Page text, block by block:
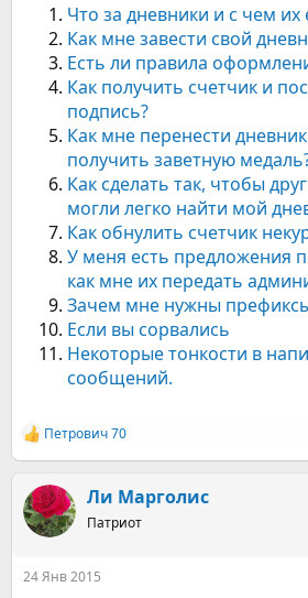
Что за дневники и с чем их
Как мне завести свой
Есть ли правила
Как получить счетчик и
подпись?
Как мне перенести
получить заветную
Как сделать так, чтобы
могли легко найти мой
Как обнулить счетчик
У меня есть предложения
как мне их передать
Зачем мне нужны
Если вы сорвались
Некоторые тонкости в
сообщений.
Р
е
к
ц
и
Петрович 70
Ли Марголис
Патриот
24 Янв 2015